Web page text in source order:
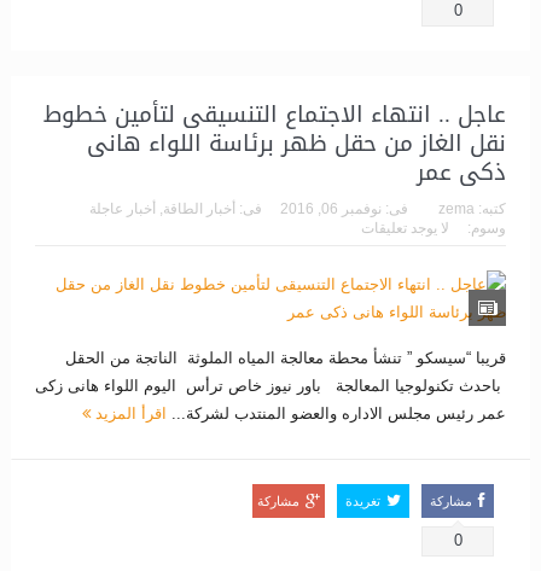
0
عاجل .. انتهاء الاجتماع التنسيقى لتأمين خطوط
نقل الغاز من حقل ظهر برئاسة اللواء هانى
ذكى عمر
كتبه: zema فى: نوفمبر 06, 2016 فى: أخبار الطاقة, أخبار عاجلة
وسوم:
لا يوجد تعليقات
قريبا “سيسكو ” تنشأ محطة معالجة المياه الملوثة الناتجة من الحقل
باحدث تكنولوجيا المعالجة باور نيوز خاص ترأس اليوم اللواء هانى زكى
عمر رئيس مجلس الاداره والعضو المنتدب لشركة... اقرأ المزيد
مشاركة
0
تغريدة مشاركة